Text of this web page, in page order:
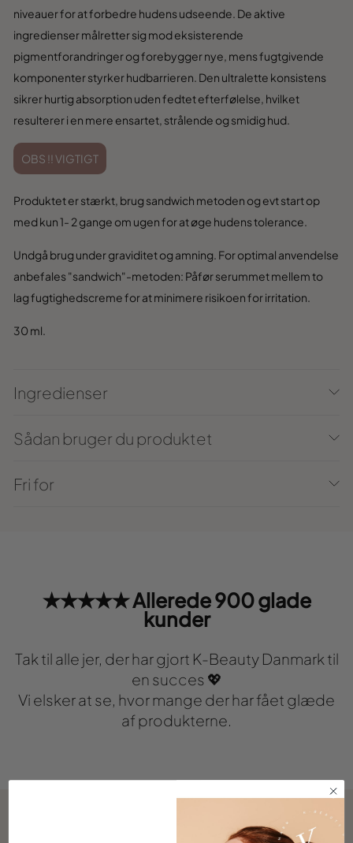
niveauer for at forbedre hudens udseende. De aktive
ingredienser målretter sig mod eksisterende
pigmentforandringer og forebygger nye, mens fugtgivende
komponenter styrker hudbarrieren. Den ultralette konsistens
sikrer hurtig absorption uden fedtet efterfølelse, hvilket
resulterer i en mere ensartet, strålende og smidig hud.
OBS !! VIGTIGT
Produktet er stærkt, brug sandwich metoden og evt start op
med kun 1- 2 gange om ugen for at øge hudens tolerance.
Undgå brug under graviditet og amning. For optimal anvendelse
anbefales "sandwich"-metoden: Påfør serummet mellem to
lag fugtighedscreme for at minimere risikoen for irritation.
30 ml.
Ingredienser
Sådan bruger du produktet
Fri for
★★★★★ Allerede 900 glade
kunder
Tak til alle jer, der har gjort K-Beauty Danmark til
en succes 💖
Vi elsker at se, hvor mange der har fået glæde
af produkterne.